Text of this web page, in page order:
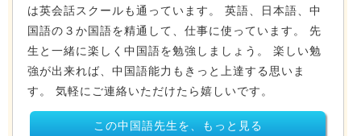
は英会話スクールも通っています。 英語、日本語、中
国語の３か国語を精通して、仕事に使っています。 先
生と一緒に楽しく中国語を勉強しましょう。 楽しい勉
強が出来れば、中国語能力もきっと上達する思いま
す。 気軽にご連絡いただけたら嬉しいです。
この中国語先生を、もっと見る